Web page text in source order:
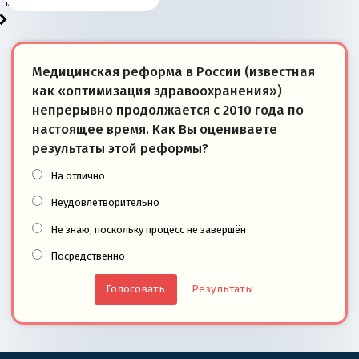
Медицинская реформа в России (известная
как «оптимизация здравоохранения»)
непрерывно продолжается с 2010 года по
настоящее время. Как Вы оцениваете
результаты этой реформы?
На отлично
Неудовлетворительно
Не знаю, поскольку процесс не завершён
Посредственно
Результаты